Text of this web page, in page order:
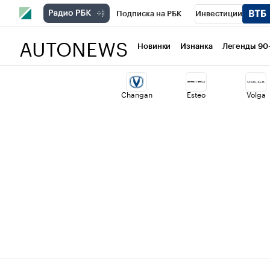
Подписка на РБК Инвестиции
Национальные проекты Город
Кредитные рейтинги Франшизы
AUTONEWS Новинки Изнанка Легенды
Changan Esteo Volga